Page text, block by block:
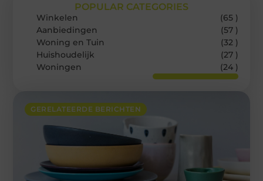
GERELATEERDE BERICHTEN
POPULAR CATEGORIES
Winkelen
(65 )
Aanbiedingen
(57 )
Woning en Tuin
(32 )
Huishoudelijk
(27 )
Woningen
(24 )